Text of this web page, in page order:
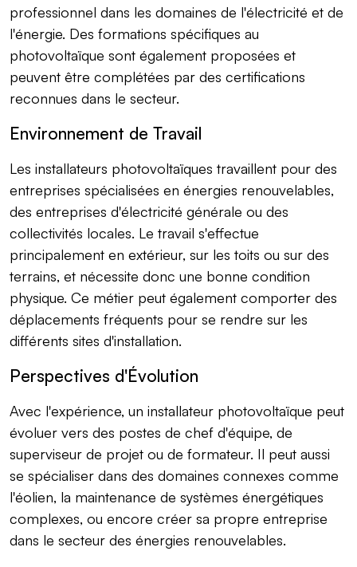
professionnel dans les domaines de l'électricité et de
l'énergie. Des formations spécifiques au
photovoltaïque sont également proposées et
peuvent être complétées par des certifications
reconnues dans le secteur.
Environnement de Travail
Les installateurs photovoltaïques travaillent pour des
entreprises spécialisées en énergies renouvelables,
des entreprises d'électricité générale ou des
collectivités locales. Le travail s'effectue
principalement en extérieur, sur les toits ou sur des
terrains, et nécessite donc une bonne condition
physique. Ce métier peut également comporter des
déplacements fréquents pour se rendre sur les
différents sites d'installation.
Perspectives d'Évolution
Avec l'expérience, un installateur photovoltaïque peut
évoluer vers des postes de chef d'équipe, de
superviseur de projet ou de formateur. Il peut aussi
se spécialiser dans des domaines connexes comme
l'éolien, la maintenance de systèmes énergétiques
complexes, ou encore créer sa propre entreprise
dans le secteur des énergies renouvelables.